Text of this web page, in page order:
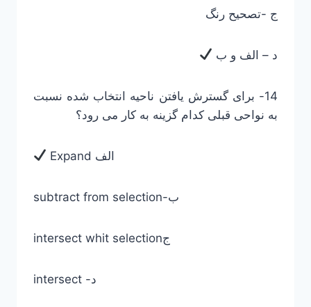
ج -تصحیح رنگ
د – الف و ب
14- برای گسترش یافتن ناحیه انتخاب شده نسبت
به نواحی قبلی کدام گزینه به کار می رود؟
Expand الف
subtract from selection-ب
intersect whit selectionج
intersect -د